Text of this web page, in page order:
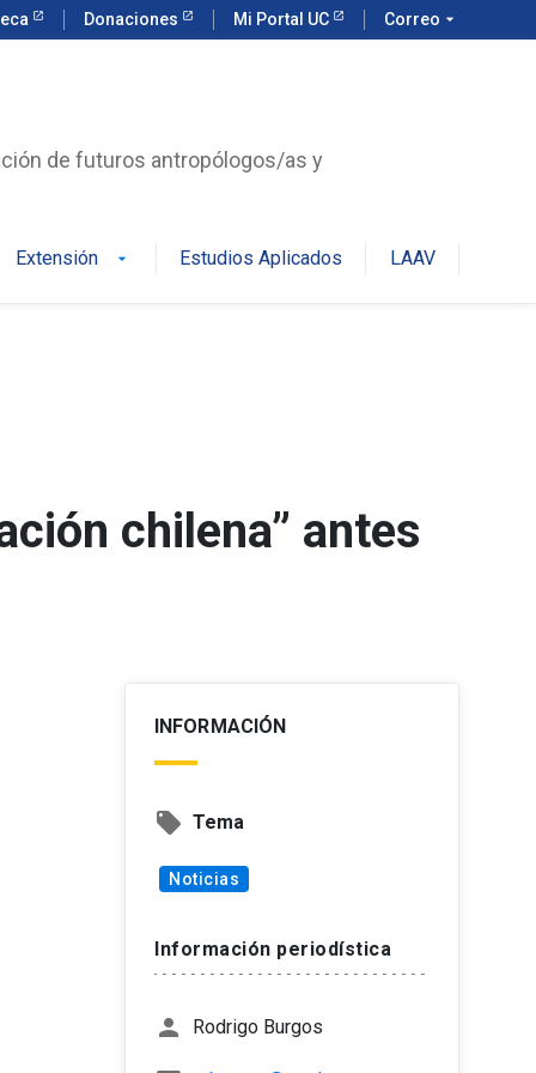
Donaciones Mi Portal UC Correo arrow_drop_down
de futuros antropólogos/as y
Extensión arrow_drop_down Estudios Aplicados LAAV
chilena” antes
INFORMACIÓN
local_offer Tema
Noticias
Información periodística
person Rodrigo Burgos